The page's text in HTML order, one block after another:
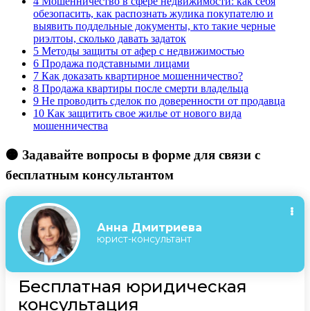
обезопасить, как распознать жулика покупателю и
выявить поддельные документы, кто такие черные
риэлтоы, сколько давать задаток
5 Методы защиты от афер с недвижимостью
6 Продажа подставными лицами
7 Как доказать квартирное мошенничество?
8 Продажа квартиры после смерти владельца
9 Не проводить сделок по доверенности от продавца
10 Как защитить свое жилье от нового вида
мошенничества
🟠 Задавайте вопросы в форме для связи с
бесплатным консультантом